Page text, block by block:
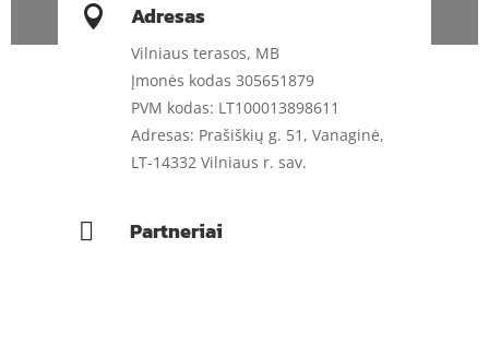
 Adresas
Vilniaus terasos, MB
Įmonės kodas 305651879
PVM kodas: LT100013898611
Adresas: Prašiškių g. 51, Vanaginė,
LT-14332 Vilniaus r. sav.
 Partneriai